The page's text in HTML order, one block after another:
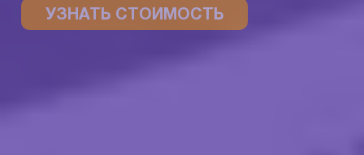
УЗНАТЬ СТОИМОСТЬ